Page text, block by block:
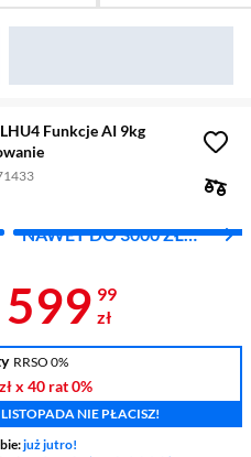
Funkcje AI 9kg
NAWET DO 3000 ZŁ
2
599 99
zł
RRSO 0%
x 40 rat0%
NIE PŁACISZ!
już jutro!